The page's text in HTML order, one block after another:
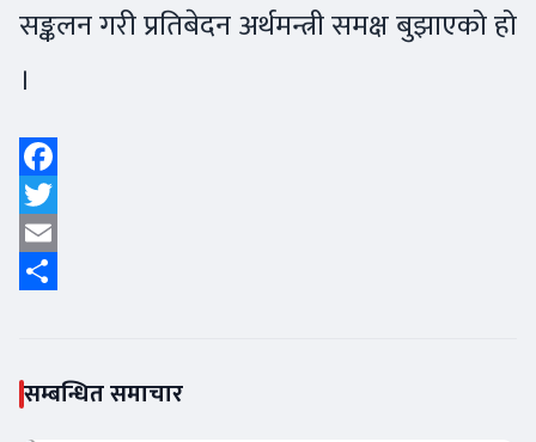
सङ्कलन गरी प्रतिबेदन अर्थमन्त्री समक्ष बुझाएको हो
।
Facebook
Twitter
Email
सम्बन्धित समाचार